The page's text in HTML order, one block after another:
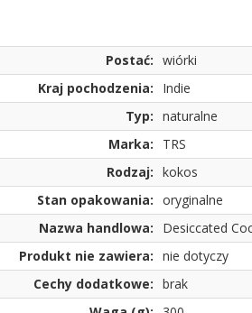
Postać: wiórki
Kraj pochodzenia:
Indie
Typ: naturalne
Marka:
TRS
Rodzaj: kokos
Stan opakowania: oryginalne
Nazwa handlowa:
Desiccated
Produkt nie zawiera: nie dotyczy
Cechy dodatkowe: brak